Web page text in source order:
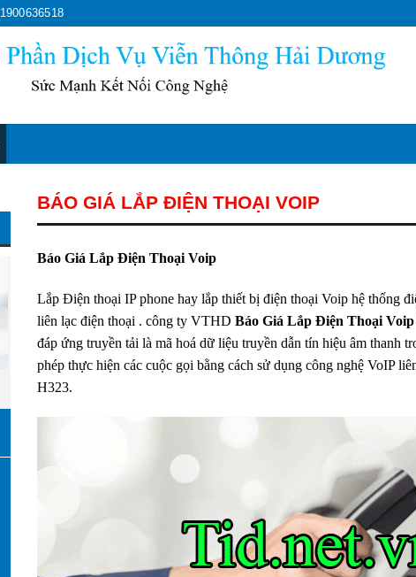
1900636518
BÁO GIÁ LẮP ĐIỆN THOẠI VOIP
Báo Giá Lắp Điện Thoại Voip
Lắp Điện thoại IP phone hay lắp thiết bị điện thoại Voip hệ thống
liên lạc điện thoại . công ty VTHD Báo Giá Lắp Điện Thoại Voip
đáp ứng truyền tải là mã hoá dữ liệu truyền dẫn tín hiệu âm thanh
phép thực hiện các cuộc gọi bằng cách sử dụng công nghệ VoIP
H323.